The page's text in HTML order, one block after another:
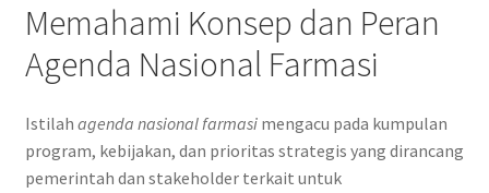
Memahami Konsep dan Peran
Agenda Nasional Farmasi
Istilah agenda nasional farmasimengacu pada kumpulan
program, kebijakan, dan prioritas strategis yang dirancang
pemerintah dan stakeholder terkait untuk